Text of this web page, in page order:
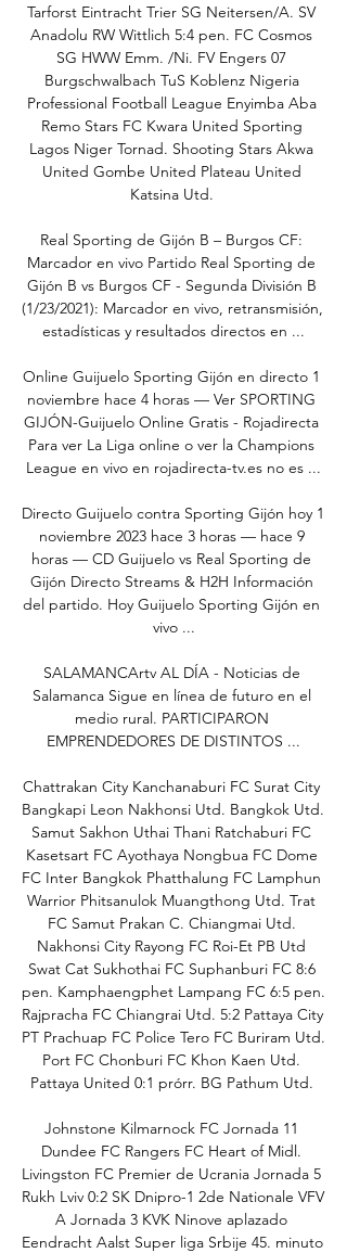
Tarforst Eintracht Trier SG Neitersen/A. SV
Anadolu RW Wittlich 5:4 pen. FC Cosmos
SG HWW Emm. /Ni. FV Engers 07
Burgschwalbach TuS Koblenz Nigeria
Professional Football League Enyimba Aba
Remo Stars FC Kwara United Sporting
Lagos Niger Tornad. Shooting Stars Akwa
United Gombe United Plateau United
Katsina Utd.
Real Sporting de Gijón B – Burgos CF:
Marcador en vivo Partido Real Sporting de
Gijón B vs Burgos CF - Segunda División B
(1/23/2021): Marcador en vivo, retransmisión,
estadísticas y resultados directos en ...
Online Guijuelo Sporting Gijón en directo 1
noviembre hace 4 horas — Ver SPORTING
GIJÓN-Guijuelo Online Gratis - Rojadirecta
Para ver La Liga online o ver la Champions
League en vivo en rojadirecta-tv.es no es ...
Directo Guijuelo contra Sporting Gijón hoy 1
noviembre 2023 hace 3 horas — hace 9
horas — CD Guijuelo vs Real Sporting de
Gijón Directo Streams & H2H Información
del partido. Hoy Guijuelo Sporting Gijón en
vivo ...
SALAMANCArtv AL DÍA - Noticias de
Salamanca Sigue en línea de futuro en el
medio rural. PARTICIPARON
EMPRENDEDORES DE DISTINTOS ...
Chattrakan City Kanchanaburi FC Surat City
Bangkapi Leon Nakhonsi Utd. Bangkok Utd.
Samut Sakhon Uthai Thani Ratchaburi FC
Kasetsart FC Ayothaya Nongbua FC Dome
FC Inter Bangkok Phatthalung FC Lamphun
Warrior Phitsanulok Muangthong Utd. Trat
FC Samut Prakan C. Chiangmai Utd.
Nakhonsi City Rayong FC Roi-Et PB Utd
Swat Cat Sukhothai FC Suphanburi FC 8:6
pen. Kamphaengphet Lampang FC 6:5 pen.
Rajpracha FC Chiangrai Utd. 5:2 Pattaya City
PT Prachuap FC Police Tero FC Buriram Utd.
Port FC Chonburi FC Khon Kaen Utd.
Pattaya United 0:1 prórr. BG Pathum Utd.
Johnstone Kilmarnock FC Jornada 11
Dundee FC Rangers FC Heart of Midl.
Livingston FC Premier de Ucrania Jornada 5
Rukh Lviv 0:2 SK Dnipro-1 2de Nationale VFV
A Jornada 3 KVK Ninove aplazado
Eendracht Aalst Super liga Srbije 45. minuto